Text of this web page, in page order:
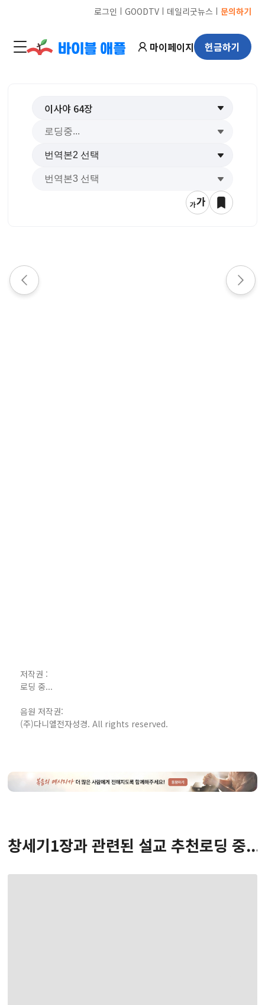
로그인 ㅣ GOODTVㅣ 데일리굿뉴스 ㅣ 문의하기
마이페이지 헌금하기
이사야 64장
저작권 :
로딩 중...
음원 저작권:
(주)다니엘전자성경. All rights reserved.
창세기1장과 관련된 설교 추천로딩 중...